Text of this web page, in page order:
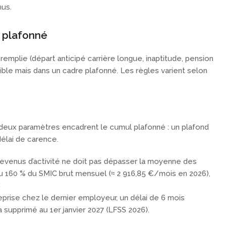
remplie (départ anticipé carrière longue, inaptitude, pension
mais dans un cadre plafonné. Les règles varient selon
paramètres encadrent le cumul plafonné : un plafond
de carence.
d’activité ne doit pas dépasser la moyenne des
% du SMIC brut mensuel (≈ 2 916,85 €/mois en 2026),
chez le dernier employeur, un délai de 6 mois
au 1er janvier 2027 (LFSS 2026).